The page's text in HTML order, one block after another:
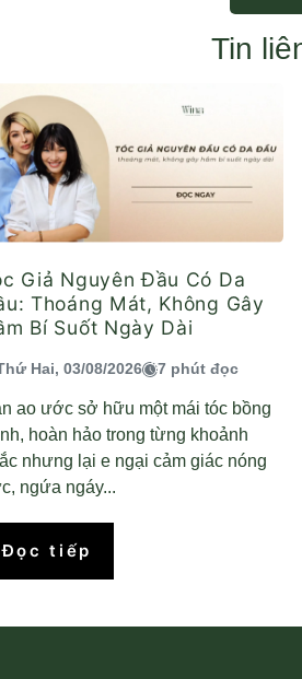
Tin
Giả Nguyên Đầu Có Da
Thoáng Mát, Không Gây
Bí Suốt Ngày Dài
Hai, 03/08/2026 7 phút đọc
ao ước sở hữu một mái tóc bồng
hoàn hảo trong từng khoảnh
nhưng lại e ngại cảm giác nóng
ngứa ngáy...
Đọc tiếp